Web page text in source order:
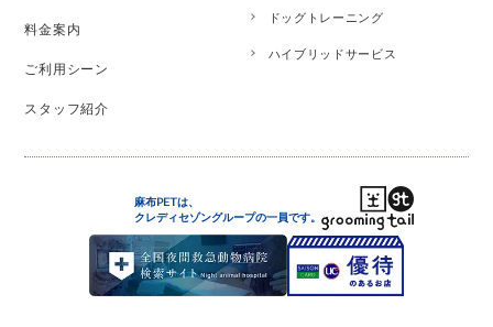
料金案内
ご利用シーン
スタッフ紹介
ドッグトレーニング
ハイブリッドサービス
麻布PETは、
クレディセゾングループの一員です。